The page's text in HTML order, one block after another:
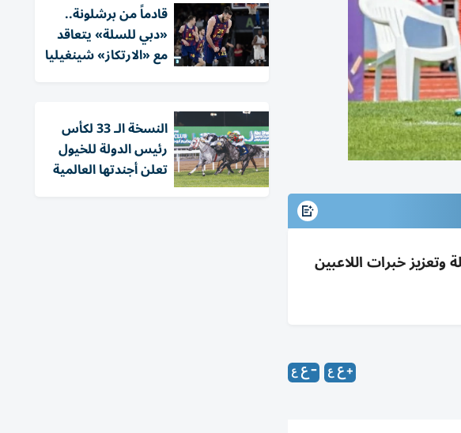
خبرات اللاعبين
قادماً من برشلونة..
«دبي للسلة» يتعاقد
مع «الارتكاز» شينغيليا
النسخة الـ 33 لكأس
رئيس الدولة للخيول
تعلن أجندتها العالمية